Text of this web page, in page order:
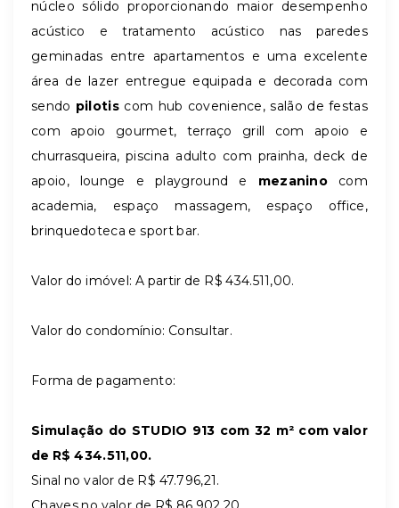
núcleo sólido proporcionando maior desempenho
acústico e tratamento acústico nas paredes
geminadas entre apartamentos e uma excelente
área de lazer entregue equipada e decorada com
sendo pilotiscom hub covenience, salão de festas
com apoio gourmet, terraço grill com apoio e
churrasqueira, piscina adulto com prainha, deck de
apoio, lounge e playground e mezanino com
academia, espaço massagem, espaço office,
brinquedoteca e sport bar.
Valor do imóvel: A partir de R$ 434.511,00.
Valor do condomínio: Consultar.
Forma de pagamento:
Simulação do STUDIO 913 com 32 m² com valor
de R$ 434.511,00.
Sinal no valor de R$ 47.796,21.